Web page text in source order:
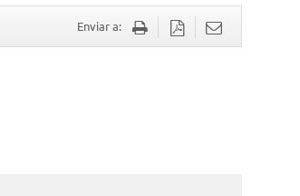
Enviar a: